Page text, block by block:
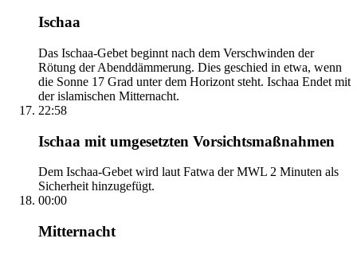
Ischaa
Das Ischaa-Gebet beginnt nach dem Verschwinden der
Rötung der Abenddämmerung. Dies geschied in etwa, wenn
die Sonne 17 Grad unter dem Horizont steht. Ischaa Endet mit
der islamischen Mitternacht.
22:58
Ischaa mit umgesetzten Vorsichtsmaßnahmen
Dem Ischaa-Gebet wird laut Fatwa der MWL 2 Minuten als
Sicherheit hinzugefügt.
00:00
Mitternacht